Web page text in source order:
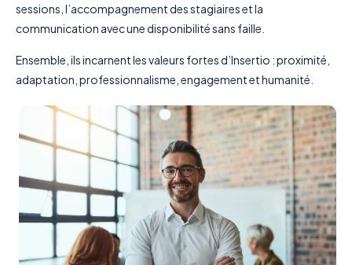
sessions, l’accompagnement des stagiaires et la
communication avec une disponibilité sans faille.
Ensemble, ils incarnent les valeurs fortes d’Insertio : proximité,
adaptation, professionnalisme, engagement et humanité.